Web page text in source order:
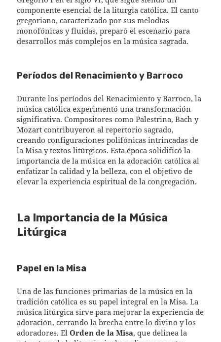
componente esencial de la liturgia católica. El canto
gregoriano, caracterizado por sus melodías
monofónicas y fluidas, preparó el escenario para
desarrollos más complejos en la música sagrada.
Períodos del Renacimiento y Barroco
Durante los períodos del Renacimiento y Barroco, la
música católica experimentó una transformación
significativa. Compositores como Palestrina, Bach y
Mozart contribuyeron al repertorio sagrado,
creando configuraciones polifónicas intrincadas de
la Misa y textos litúrgicos. Esta época solidificó la
importancia de la música en la adoración católica al
enfatizar la calidad y la belleza, con el objetivo de
elevar la experiencia espiritual de la congregación.
La Importancia de la Música
Litúrgica
Papel en la Misa
Una de las funciones primarias de la música en la
tradición católica es su papel integral en la Misa. La
música litúrgica sirve para mejorar la experiencia de
adoración, cerrando la brecha entre lo divino y los
adoradores. ElOrden de la Misa, que delinea la